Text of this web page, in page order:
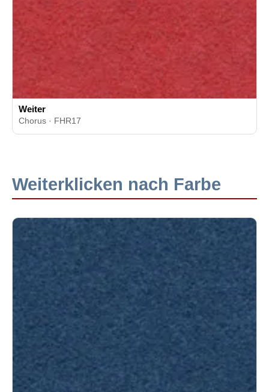
Weiter
Chorus · FHR17
Weiterklicken nach Farbe